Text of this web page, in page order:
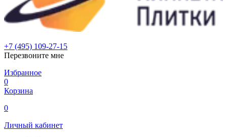
+7 (495) 109-27-15
Перезвоните мне
Избранное
0
Корзина
0
Личный кабинет